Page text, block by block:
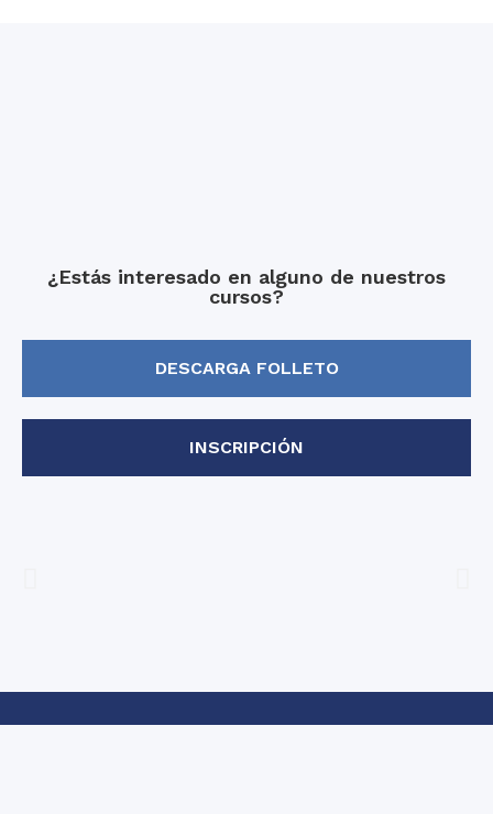
¿Estás interesado en alguno de nuestros
cursos?
DESCARGA FOLLETO
INSCRIPCIÓN